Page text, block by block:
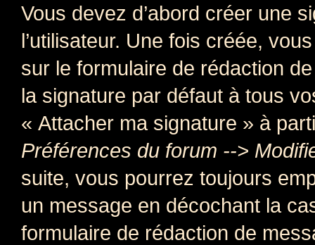
Vous devez d’abord créer une
l’utilisateur. Une fois créée,
sur le formulaire de rédaction
la signature par défaut à tous
« Attacher ma signature » à
Préférences du forum -->
suite, vous pourrez toujours
un message en décochant la
formulaire de rédaction de